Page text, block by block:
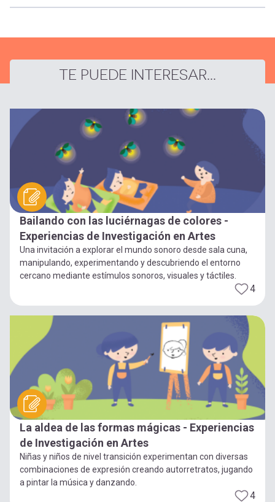
TE PUEDE INTERESAR...
Bailando con las luciérnagas de colores -
Experiencias de Investigación en Artes
Una invitación a explorar el mundo sonoro desde sala cuna,
manipulando, experimentando y descubriendo el entorno
cercano mediante estímulos sonoros, visuales y táctiles.
4
La aldea de las formas mágicas - Experiencias
de Investigación en Artes
Niñas y niños de nivel transición experimentan con diversas
combinaciones de expresión creando autorretratos, jugando
a pintar la música y danzando.
4